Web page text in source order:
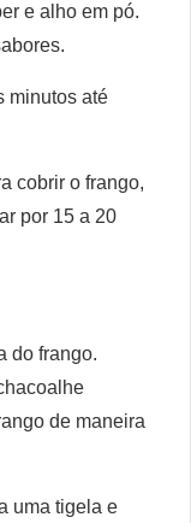
e alho em pó.
minutos até
cobrir o frango,
por 15 a 20
do frango.
de maneira
uma tigela e